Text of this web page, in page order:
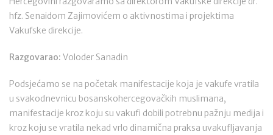
hfz. Senaidom Zajimovićem o aktivnostima i projektima
Vakufske direkcije.
Razgovarao: Voloder Sanadin
Podsjećamo se na početak manifestacije koja je vakufe vratila
u svakodnevnicu bosanskohercegovačkih muslimana,
manifestacije kroz koju su vakufi dobili potrebnu pažnju medija i
kroz koju se vratila nekad vrlo dinamična praksa uvakufljavanja